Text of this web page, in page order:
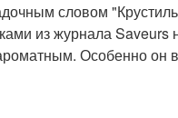
словом
из журнала Saveurs
Особенно он